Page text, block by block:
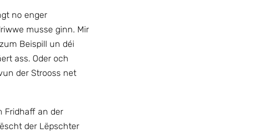
no enger
musse ginn. Mir
Beispill un déi
ass. Oder och
der Strooss net
Fridhaff an der
der Lëpschter